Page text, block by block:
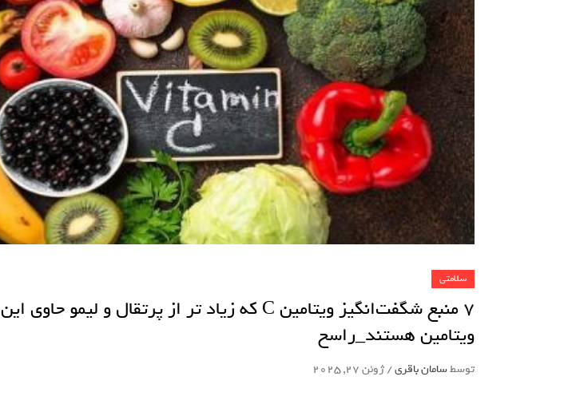
سلامتی
۷ منبع شگفت‌انگیز ویتامین C که زیاد تر از پرتقال و لیمو حاوی این
ویتامین هستند_راسخ
توسطسامان باقری/ژوئن 27, 2025